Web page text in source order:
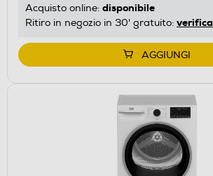
Acquisto online: disponibile
Ritiro in negozio in 30' gratuito: verifica
AGGIUNGI